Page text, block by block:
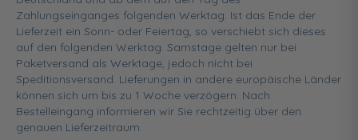
Zahlungseinganges folgenden Werktag. Ist das Ende der
Lieferzeit ein Sonn- oder Feiertag, so verschiebt sich dieses
auf den folgenden Werktag. Samstage gelten nur bei
Paketversand als Werktage, jedoch nicht bei
Speditionsversand. Lieferungen in andere europäische Länder
können sich um bis zu 1 Woche verzögern. Nach
Bestelleingang informieren wir Sie rechtzeitig über den
genauen Lieferzeitraum.